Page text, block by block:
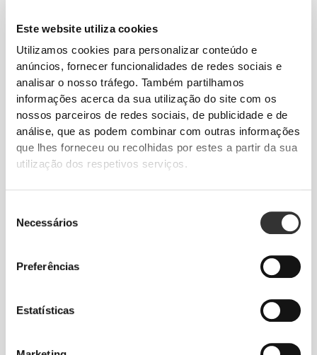
Este website utiliza cookies
Utilizamos cookies para personalizar conteúdo e
anúncios, fornecer funcionalidades de redes sociais e
analisar o nosso tráfego. Também partilhamos
informações acerca da sua utilização do site com os
nossos parceiros de redes sociais, de publicidade e de
análise, que as podem combinar com outras informações
que lhes forneceu ou recolhidas por estes a partir da sua
utilização dos respetivos serviços.
Necessários
Preferências
Estatísticas